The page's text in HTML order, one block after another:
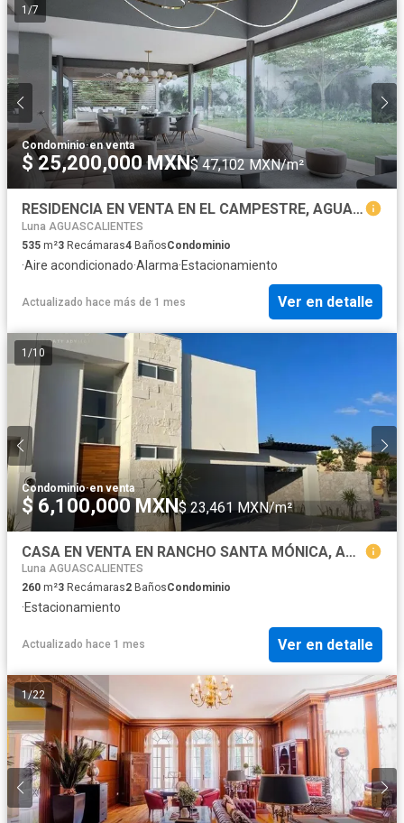
1 /7
Condominio·en venta
$ 25,200,000 MXN$ 47,102 MXN/m²
RESIDENCIA EN VENTA EN EL CAMPESTRE, AGUASCALIENTES
Luna AGUASCALIENTES
535 m²3 Recámaras4 BañosCondominio
·Aire acondicionado·Alarma·Estacionamiento
Actualizado hace más de 1 mes Ver en detalle
1 /10
Condominio·en venta
$ 6,100,000 MXN$ 23,461 MXN/m²
CASA EN VENTA EN RANCHO SANTA MÓNICA, AGUASCALIENTES
Luna AGUASCALIENTES
260 m²3 Recámaras2 BañosCondominio
·Estacionamiento
Actualizado hace 1 mes Ver en detalle
1/22